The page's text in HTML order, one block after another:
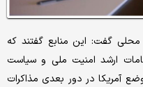
گفت: این منابع گفتند که
ارشد امنیت ملی و سیاست
آمریکا در دور بعدی مذاکرات